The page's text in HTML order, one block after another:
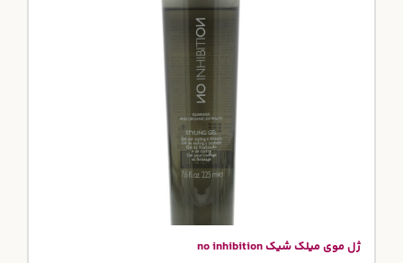
ژل موی میلک شیک no inhibition